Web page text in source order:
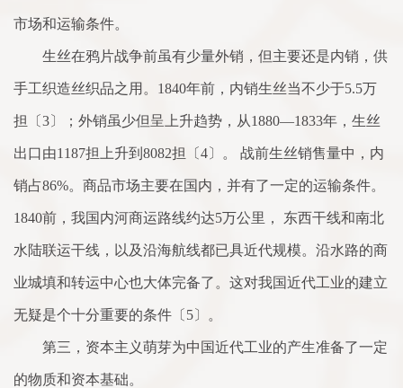
市场和运输条件。
生丝在鸦片战争前虽有少量外销，但主要还是内销，供
手工织造丝织品之用。1840年前，内销生丝当不少于5.5万
担〔3〕；外销虽少但呈上升趋势，从1880—1833年，生丝
出口由1187担上升到8082担〔4〕。 战前生丝销售量中，内
销占86%。商品市场主要在国内，并有了一定的运输条件。
1840前，我国内河商运路线约达5万公里， 东西干线和南北
水陆联运干线，以及沿海航线都已具近代规模。沿水路的商
业城填和转运中心也大体完备了。这对我国近代工业的建立
无疑是个十分重要的条件〔5〕。
第三，资本主义萌芽为中国近代工业的产生准备了一定
的物质和资本基础。